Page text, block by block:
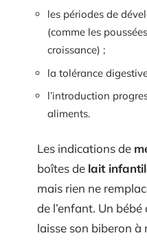
les périodes de
(comme les
croissance) ;
la tolérance
l’introduction
aliments.
Les indications de
boîtes de lait
mais rien ne
de l’enfant. Un
laisse son biberon